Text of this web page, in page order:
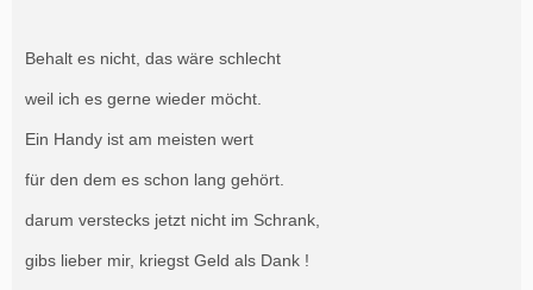
Behalt es nicht, das wäre schlecht
weil ich es gerne wieder möcht.
Ein Handy ist am meisten wert
für den dem es schon lang gehört.
darum verstecks jetzt nicht im Schrank,
gibs lieber mir, kriegst Geld als Dank !